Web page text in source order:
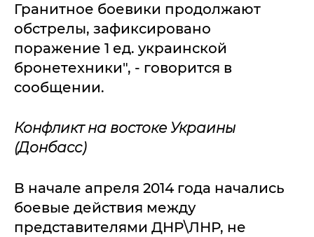
Гранитное боевики продолжают
обстрелы, зафиксировано
поражение 1 ед. украинской
бронетехники", - говорится в
сообщении.
Конфликт на востоке Украины
(Донбасс)
В начале апреля 2014 года начались
боевые действия между
представителями ДНР\ЛНР, не